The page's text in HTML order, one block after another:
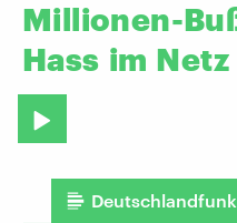
Millionen-
Hass im Netz